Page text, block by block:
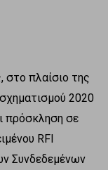
στο πλαίσιο της
2020
πρόσκληση σε
RFI
Συνδεδεμένων